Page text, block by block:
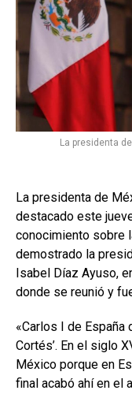
La presidenta
La presidenta de
destacado este
conocimiento sobre
demostrado la
Isabel Díaz Ayuso,
donde se reunió y
«Carlos I de España
Cortés’. En el siglo
México porque en
final acabó ahí en el